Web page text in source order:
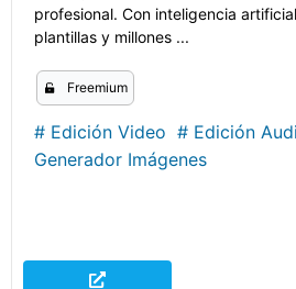
profesional. Con inteligencia
plantillas y millones ...
Freemium
# Edición Video # Edición
Generador Imágenes